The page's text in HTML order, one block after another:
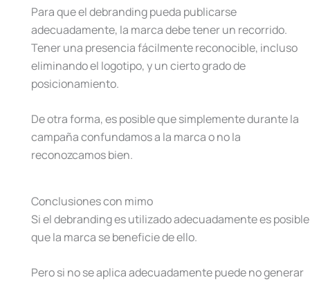
Para que el debranding pueda publicarse
adecuadamente, la marca debe tener un recorrido.
Tener una presencia fácilmente reconocible, incluso
eliminando el logotipo, y un cierto grado de
posicionamiento.
De otra forma, es posible que simplemente durante la
campaña confundamos a la marca o no la
reconozcamos bien.
Conclusiones con mimo
Si el debranding es utilizado adecuadamente es posible
que la marca se beneficie de ello.
Pero si no se aplica adecuadamente puede no generar